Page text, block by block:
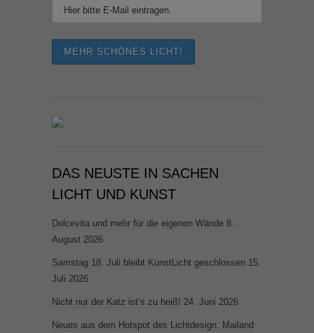
DAS NEUSTE IN SACHEN
LICHT UND KUNST
Dolcevita und mehr für die eigenen Wände 8.
August 2026
Samstag 18. Juli bleibt KunstLicht geschlossen 15.
Juli 2026
Nicht nur der Katz ist’s zu heiß! 24. Juni 2026
Neues aus dem Hotspot des Lichtdesign: Mailand